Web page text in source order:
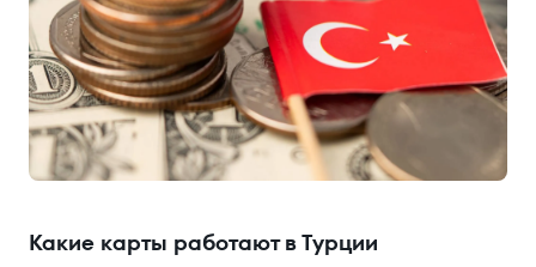
Какие карты работают в Турции